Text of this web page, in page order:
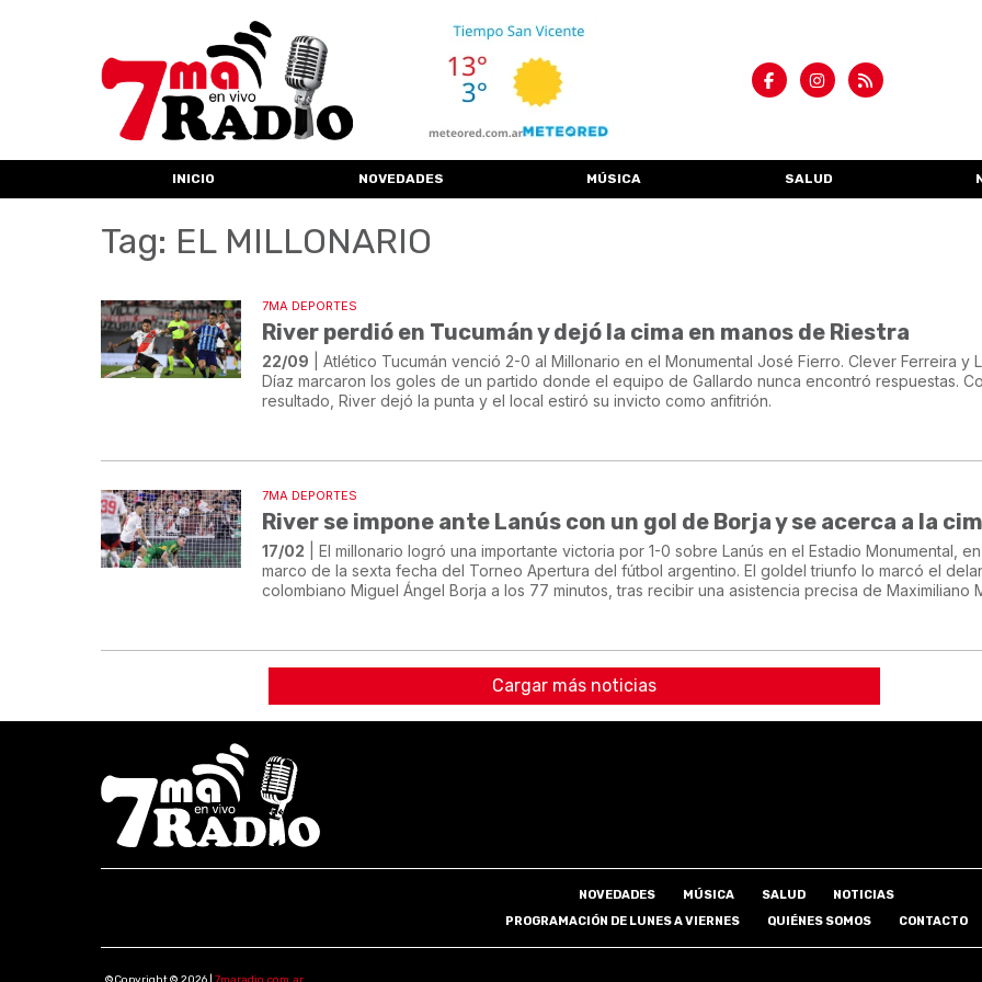
INICIO NOVEDADES MÚSICA SALUD
Tag: EL MILLONARIO
7MA DEPORTES
River perdió en Tucumán y dejó la cima en manos de Riestra
22/09 | Atlético Tucumán venció 2-0 al Millonario en el Monumental José Fierro. Clever Ferreira y
Díaz marcaron los goles de un partido donde el equipo de Gallardo nunca encontró respuestas.
resultado, River dejó la punta y el local estiró su invicto como anfitrión.
7MA DEPORTES
River se impone ante Lanús con un gol de Borja y se acerca a la
17/02 | El millonario logró una importante victoria por 1-0 sobre Lanús en el Estadio Monumental,
marco de la sexta fecha del Torneo Apertura del fútbol argentino. El goldel triunfo lo marcó el
colombiano Miguel Ángel Borja a los 77 minutos, tras recibir una asistencia precisa de Maximiliano
Cargar más noticias
NOVEDADES MÚSICA SALUD
NOTICIAS
PROGRAMACIÓN DE LUNES A VIERNES
QUIÉNES SOMOS CONTACTO